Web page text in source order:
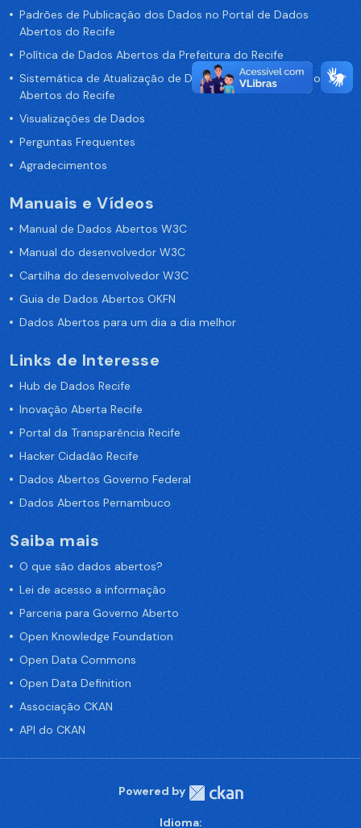
Padrões de Publicação dos Dados no Portal de Dados
Abertos do Recife
Política de Dados Abertos da Prefeitura do Recife
Sistemática de Atualização de Dados do Portal de Dados
Abertos do Recife
Visualizações de Dados
Perguntas Frequentes
Agradecimentos
Manuais e Vídeos
Manual de Dados Abertos W3C
Manual do desenvolvedor W3C
Cartilha do desenvolvedor W3C
Guia de Dados Abertos OKFN
Dados Abertos para um dia a dia melhor
Links de Interesse
Hub de Dados Recife
Inovação Aberta Recife
Portal da Transparência Recife
Hacker Cidadão Recife
Dados Abertos Governo Federal
Dados Abertos Pernambuco
Saiba mais
O que são dados abertos?
Lei de acesso a informação
Parceria para Governo Aberto
Open Knowledge Foundation
Open Data Commons
Open Data Definition
Associação CKAN
API do CKAN
Powered by
Idioma